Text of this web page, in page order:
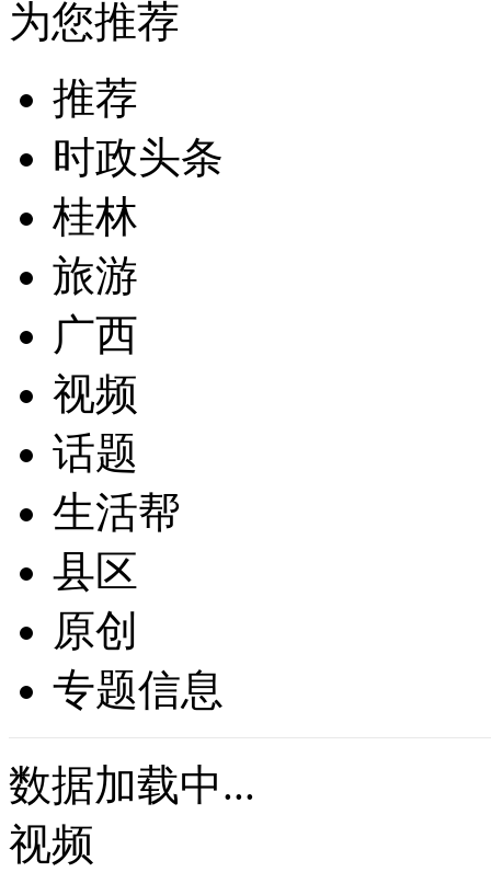
为您推荐
推荐
时政头条
桂林
旅游
广西
视频
话题
生活帮
县区
原创
专题信息
数据加载中...
视频